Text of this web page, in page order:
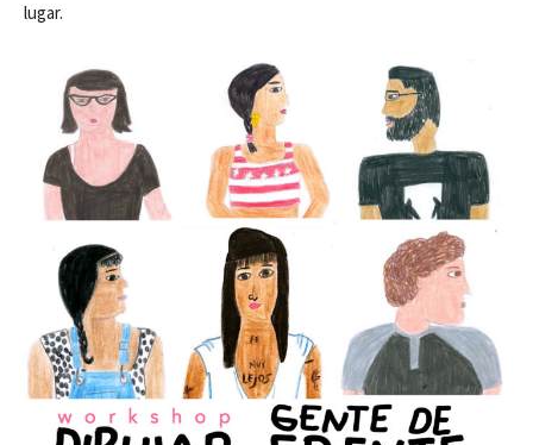
lugar.